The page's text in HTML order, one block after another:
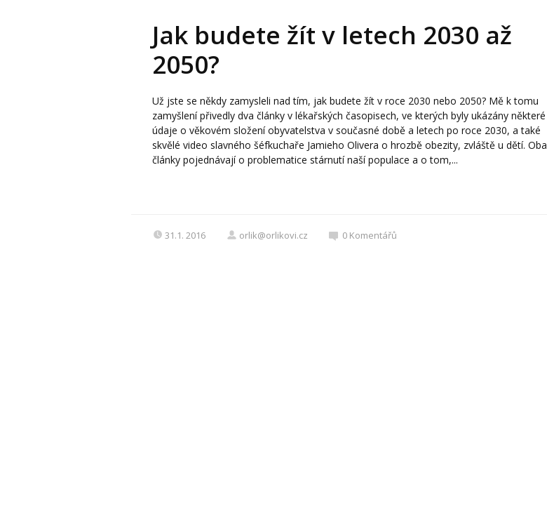
Jak budete žít v letech 2030 až
2050?
Už jste se někdy zamysleli nad tím, jak budete žít v roce 2030 nebo 2050? Mě k tomu
zamyšlení přivedly dva články v lékařských časopisech, ve kterých byly ukázány některé
údaje o věkovém složení obyvatelstva v současné době a letech po roce 2030, a také
skvělé video slavného šéfkuchaře Jamieho Olivera o hrozbě obezity, zvláště u dětí. Oba
články pojednávají o problematice stárnutí naší populace a o tom,...
31.1. 2016 orlik@orlikovi.cz 0 Komentářů